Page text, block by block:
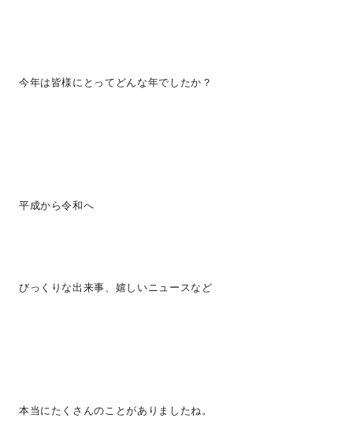
今年は皆様にとってどんな年でしたか？
平成から令和へ
びっくりな出来事、嬉しいニュースなど
本当にたくさんのことがありましたね。